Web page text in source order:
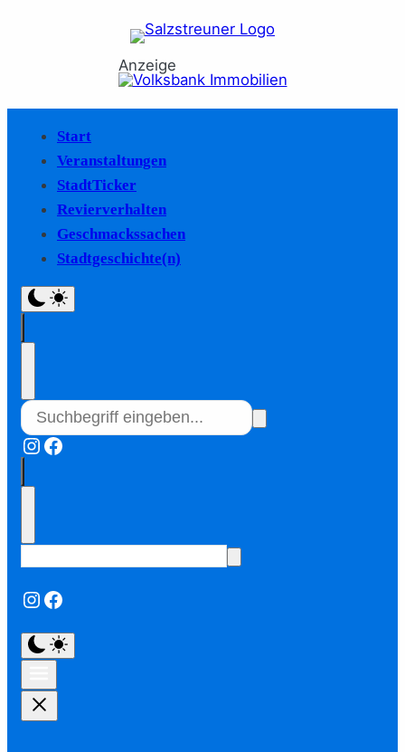
Anzeige
Start
Veranstaltungen
StadtTicker
Revierverhalten
Geschmackssachen
Stadtgeschichte(n)
Instagram
Facebook
Instagram
Facebook